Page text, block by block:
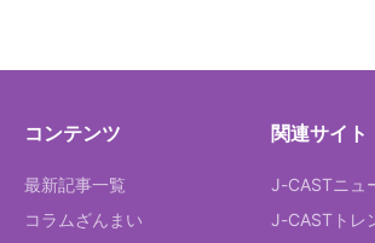
コンテンツ
最新記事一覧
コラムざんまい
関連サイト
J-CASTニュ
J-CASTトレ